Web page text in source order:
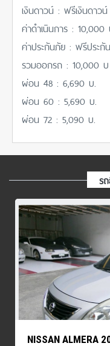
เงินดาวน์ : ฟรีเงินดาวน์
ค่าดำเนินการ : 10,000
ค่าประกันภัย : ฟรีประกั
รวมออกรถ : 10,000 บ
ผ่อน 48 : 6,690 บ.
ผ่อน 60 : 5,690 บ.
ผ่อน 72 : 5,090 บ.
ร
NISSAN ALMERA